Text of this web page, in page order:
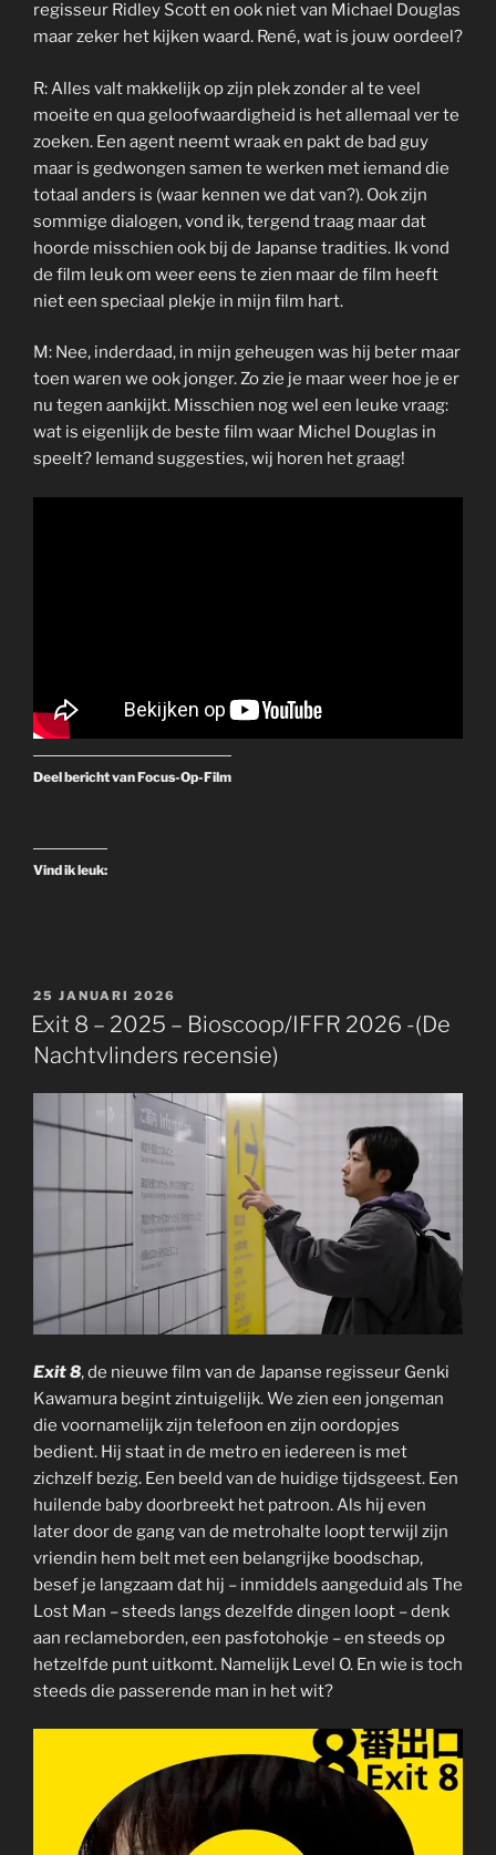
regisseur Ridley Scott en ook niet van Michael Douglas
maar zeker het kijken waard. René, wat is jouw oordeel?
R: Alles valt makkelijk op zijn plek zonder al te veel
moeite en qua geloofwaardigheid is het allemaal ver te
zoeken. Een agent neemt wraak en pakt de bad guy
maar is gedwongen samen te werken met iemand die
totaal anders is (waar kennen we dat van?). Ook zijn
sommige dialogen, vond ik, tergend traag maar dat
hoorde misschien ook bij de Japanse tradities. Ik vond
de film leuk om weer eens te zien maar de film heeft
niet een speciaal plekje in mijn film hart.
M: Nee, inderdaad, in mijn geheugen was hij beter maar
toen waren we ook jonger. Zo zie je maar weer hoe je er
nu tegen aankijkt. Misschien nog wel een leuke vraag:
wat is eigenlijk de beste film waar Michel Douglas in
speelt? Iemand suggesties, wij horen het graag!
Deel bericht van Focus-Op-Film
Vind ik leuk:
GEPLAATST
OP
25 JANUARI 2026
Exit 8 – 2025 – Bioscoop/IFFR 2026 -(De
Nachtvlinders recensie)
Exit 8, de nieuwe film van de Japanse regisseur Genki
Kawamura begint zintuigelijk. We zien een jongeman
die voornamelijk zijn telefoon en zijn oordopjes
bedient. Hij staat in de metro en iedereen is met
zichzelf bezig. Een beeld van de huidige tijdsgeest. Een
huilende baby doorbreekt het patroon. Als hij even
later door de gang van de metrohalte loopt terwijl zijn
vriendin hem belt met een belangrijke boodschap,
besef je langzaam dat hij – inmiddels aangeduid als The
Lost Man – steeds langs dezelfde dingen loopt – denk
aan reclameborden, een pasfotohokje – en steeds op
hetzelfde punt uitkomt. Namelijk Level O. En wie is toch
steeds die passerende man in het wit?